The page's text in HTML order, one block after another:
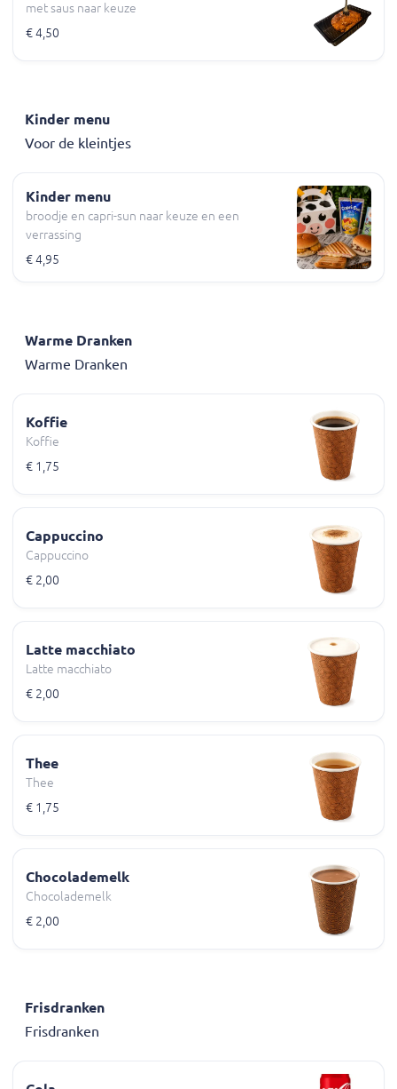
met saus naar keuze
€ 4,50
Kinder menu
Voor de kleintjes
Kinder menu
broodje en capri-sun naar keuze en een
verrassing
€ 4,95
Warme Dranken
Warme Dranken
Koffie
Koffie
€ 1,75
Cappuccino
Cappuccino
€ 2,00
Latte macchiato
Latte macchiato
€ 2,00
Thee
Thee
€ 1,75
Chocolademelk
Chocolademelk
€ 2,00
Frisdranken
Frisdranken